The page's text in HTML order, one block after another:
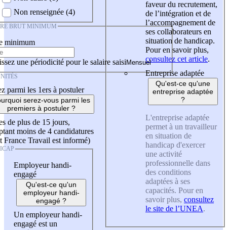
Non renseignée (4)
BRUT MINIMUM
minimum
une périodicité pour le salaire saisi
parmi les 1ers à postuler
serez-vous parmi les
premiers à postuler ?
de plus de 15 jours,
moins de 4 candidatures
France Travail est informé)
Employeur handi-
engagé
Qu'est-ce qu'un
employeur handi-
engagé ?
Un employeur handi-
engagé est un
faveur du recrutement,
de l’intégration et de
l’accompagnement de
ses collaborateurs en
situation de handicap.
Pour en savoir plus,
consultez cet article.
Entreprise adaptée
Qu'est-ce qu'une
entreprise adaptée
?
L'entreprise adaptée
permet à un travailleur
en situation de
handicap d'exercer
une activité
professionnelle dans
des conditions
adaptées à ses
capacités. Pour en
savoir plus, consultez
le site de l’UNEA.